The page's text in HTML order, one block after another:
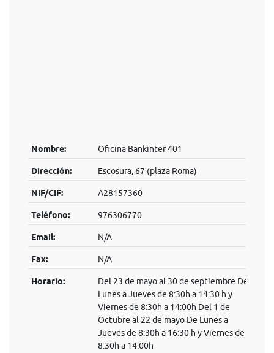
Nombre: Oficina Bankinter 401
Dirección: Escosura, 67 (plaza Roma)
NIF/CIF: A28157360
Teléfono: 976306770
Email: N/A
Fax: N/A
Horario:
Del 23 de mayo al 30 de septiembre De
Lunes a Jueves de 8:30h a 14:30 h y
Viernes de 8:30h a 14:00h Del 1 de
Octubre al 22 de mayo De Lunes a
Jueves de 8:30h a 16:30 h y Viernes de
8:30h a 14:00h